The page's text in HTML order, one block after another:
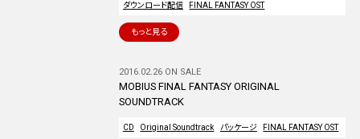
ダウンロード配信
FINAL FANTASY OST
もっと見る
2016.02.26 ON SALE
MOBIUS FINAL FANTASY ORIGINAL
SOUNDTRACK
CD Original Soundtrack パッケージ FINAL FANTASY OST